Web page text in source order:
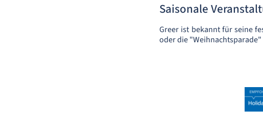
Saisonale
Greer ist bekannt für seine
oder die